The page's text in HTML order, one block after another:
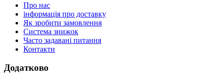
Про нас
інформація про доставку
Як зробити замовлення
Система знижок
Часто задавані питання
Контакти
Додатково